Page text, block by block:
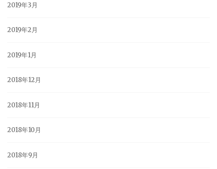
2019年3月
2019年2月
2019年1月
2018年12月
2018年11月
2018年10月
2018年9月